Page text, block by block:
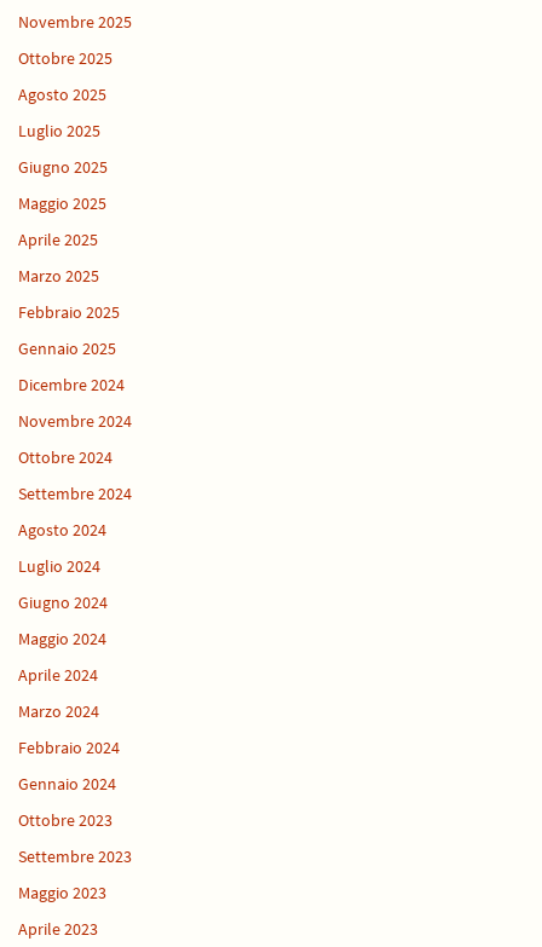
Novembre 2025
Ottobre 2025
Agosto 2025
Luglio 2025
Giugno 2025
Maggio 2025
Aprile 2025
Marzo 2025
Febbraio 2025
Gennaio 2025
Dicembre 2024
Novembre 2024
Ottobre 2024
Settembre 2024
Agosto 2024
Luglio 2024
Giugno 2024
Maggio 2024
Aprile 2024
Marzo 2024
Febbraio 2024
Gennaio 2024
Ottobre 2023
Settembre 2023
Maggio 2023
Aprile 2023